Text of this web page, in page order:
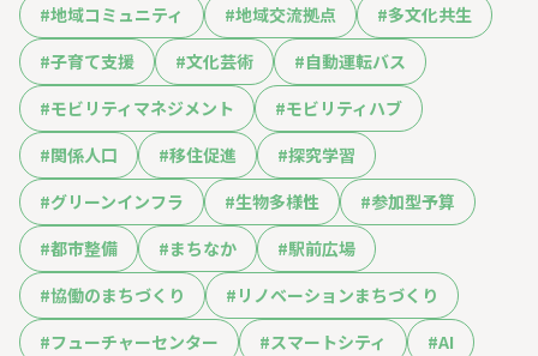
#地域コミュニティ #地域交流拠点 #多文化共生
#子育て支援 #文化芸術 #自動運転バス
#モビリティマネジメント #モビリティハブ
#関係人口 #移住促進 #探究学習
#グリーンインフラ #生物多様性 #参加型予算
#都市整備 #まちなか #駅前広場
#協働のまちづくり # リノベーションまちづくり
#フューチャーセンター #スマートシティ #AI